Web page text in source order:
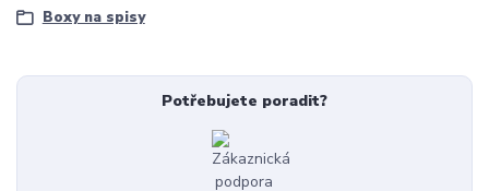
Boxy na spisy
Potřebujete poradit?